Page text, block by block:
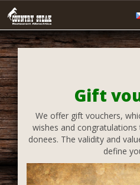
Gift
We offer gift vouchers,
wishes and
donees. The validity and
define